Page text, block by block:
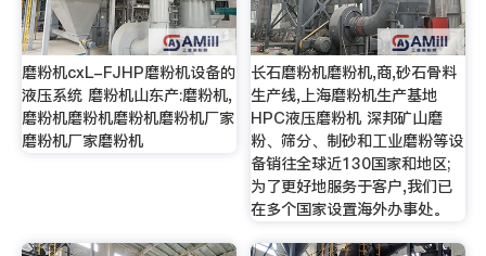
磨粉机cxL-FJHP磨粉机设备的
液压系统 磨粉机山东产:磨粉机,
磨粉机磨粉机磨粉机磨粉机厂家
磨粉机厂家磨粉机
长石磨粉机磨粉机,商,砂石骨料
生产线,上海磨粉机生产基地
HPC液压磨粉机 深邦矿山磨
粉、筛分、制砂和工业磨粉等设
备销往全球近130国家和地区;
为了更好地服务于客户,我们已
在多个国家设置海外办事处。